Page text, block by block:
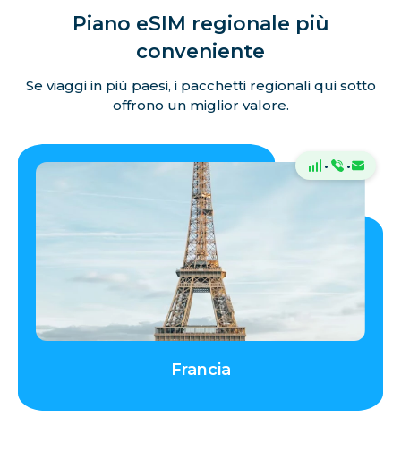
Piano eSIM regionale più
conveniente
Se viaggi in più paesi, i pacchetti regionali qui sotto
offrono un miglior valore.
· ·
Francia